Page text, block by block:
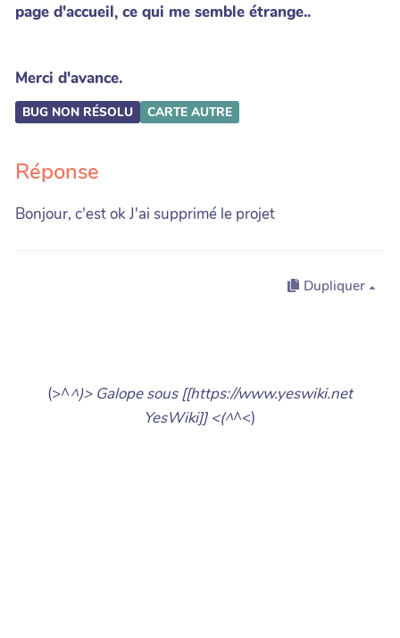
page d'accueil, ce qui me semble étrange..
Merci d'avance.
BUG NON RÉSOLU CARTE AUTRE
Réponse
Bonjour, c'est ok J'ai supprimé le projet
Dupliquer
(>^^)> Galope sous [[https://www.yeswiki.net
YesWiki]] <(^^<)